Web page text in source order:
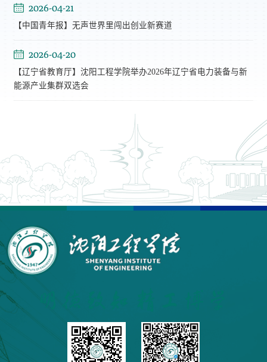
2026-04-21
【中国青年报】无声世界里闯出创业新赛道
2026-04-20
【辽宁省教育厅】沈阳工程学院举办2026年辽宁省电力装备与新
能源产业集群双选会